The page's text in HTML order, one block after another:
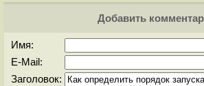
Добавить
Имя:
E-Mail:
Заголовок: